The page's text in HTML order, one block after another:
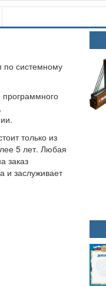
по системному
только из
5 лет. Любая
заказ
и заслуживает